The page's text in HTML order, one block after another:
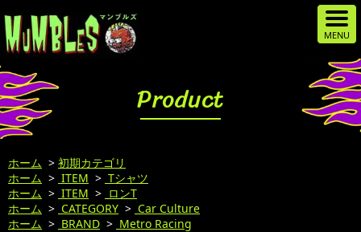
Product
ホーム > 初期カテゴリ
ホーム > ITEM > Tシャツ
ホーム > ITEM > ロンT
ホーム > CATEGORY > Car Culture
ホーム > BRAND > Metro Racing